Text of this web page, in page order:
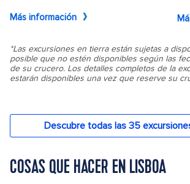
COSAS QUE HACER EN LISBOA